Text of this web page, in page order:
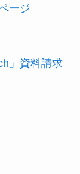
ージ
」資料請求